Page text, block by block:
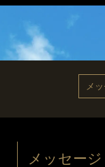
メ
メッセージ